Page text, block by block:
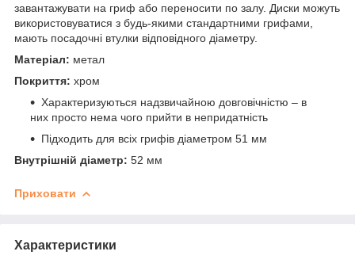
завантажувати на гриф або переносити по залу. Диски можуть
використовуватися з будь-якими стандартними грифами,
мають посадочні втулки відповідного діаметру.
Матеріал: метал
Покриття: хром
Характеризуються надзвичайною довговічністю – в
них просто нема чого прийти в непридатність
Підходить для всіх грифів діаметром 51 мм
Внутрішній діаметр: 52 мм
Приховати
Характеристики